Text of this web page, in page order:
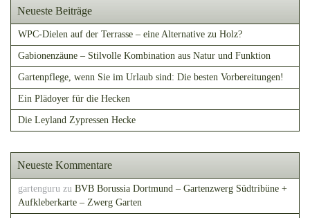
Neueste Beiträge
WPC-Dielen auf der Terrasse – eine Alternative zu Holz?
Gabionenzäune – Stilvolle Kombination aus Natur und Funktion
Gartenpflege, wenn Sie im Urlaub sind: Die besten Vorbereitungen!
Ein Plädoyer für die Hecken
Die Leyland Zypressen Hecke
Neueste Kommentare
gartenguru zu BVB Borussia Dortmund – Gartenzwerg Südtribüne +
Aufkleberkarte – Zwerg Garten